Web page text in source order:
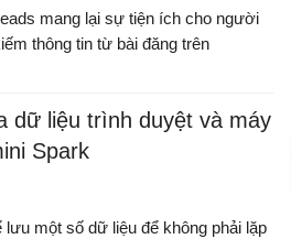
mang lại sự tiện ích cho người
thông tin từ bài đăng trên
dữ liệu trình duyệt và máy
Spark
một số dữ liệu để không phải lặp